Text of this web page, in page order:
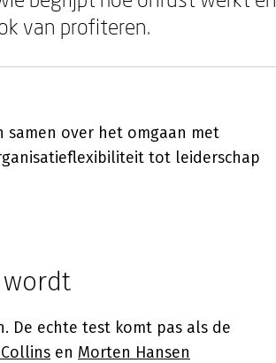
van profiteren.
samen over het omgaan met
tot leiderschap
De echte test komt pas als de
Collins en Morten Hansen